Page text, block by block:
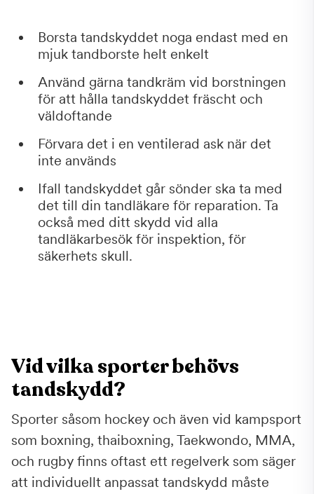
Borsta tandskyddet noga endast med en
mjuk tandborste helt enkelt
Använd gärna tandkräm vid borstningen
för att hålla tandskyddet fräscht och
väldoftande
Förvara det i en ventilerad ask när det
inte används
Ifall tandskyddet går sönder ska ta med
det till din tandläkare för reparation. Ta
också med ditt skydd vid alla
tandläkarbesök för inspektion, för
säkerhets skull.
Vid vilka sporter behövs
tandskydd?
Sporter såsom hockey och även vid kampsport
som boxning, thaiboxning, Taekwondo, MMA,
och rugby finns oftast ett regelverk som säger
att individuellt anpassat tandskydd måste